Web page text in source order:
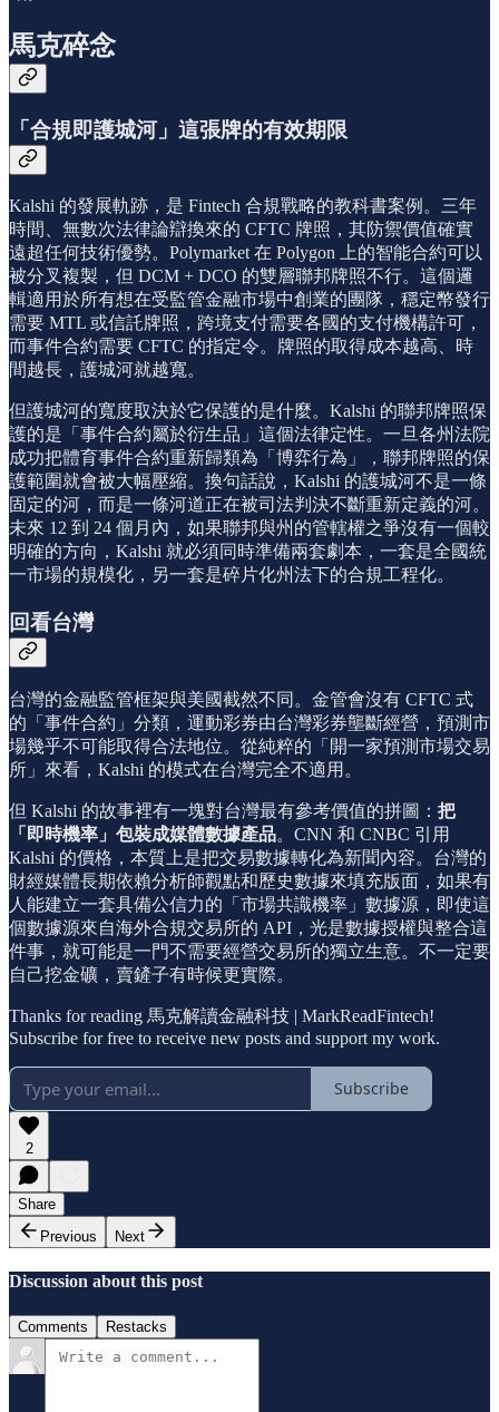
馬克碎念
「合規即護城河」這張牌的有效期限
Kalshi 的發展軌跡，是 Fintech 合規戰略的教科書案例。三年
時間、無數次法律論辯換來的 CFTC 牌照，其防禦價值確實
遠超任何技術優勢。Polymarket 在 Polygon 上的智能合約可以
被分叉複製，但 DCM + DCO 的雙層聯邦牌照不行。這個邏
輯適用於所有想在受監管金融市場中創業的團隊，穩定幣發行
需要 MTL 或信託牌照，跨境支付需要各國的支付機構許可，
而事件合約需要 CFTC 的指定令。牌照的取得成本越高、時
間越長，護城河就越寬。
但護城河的寬度取決於它保護的是什麼。Kalshi 的聯邦牌照保
護的是「事件合約屬於衍生品」這個法律定性。一旦各州法院
成功把體育事件合約重新歸類為「博弈行為」，聯邦牌照的保
護範圍就會被大幅壓縮。換句話說，Kalshi 的護城河不是一條
固定的河，而是一條河道正在被司法判決不斷重新定義的河。
未來 12 到 24 個月內，如果聯邦與州的管轄權之爭沒有一個較
明確的方向，Kalshi 就必須同時準備兩套劇本，一套是全國統
一市場的規模化，另一套是碎片化州法下的合規工程化。
回看台灣
台灣的金融監管框架與美國截然不同。金管會沒有 CFTC 式
的「事件合約」分類，運動彩券由台灣彩券壟斷經營，預測市
場幾乎不可能取得合法地位。從純粹的「開一家預測市場交易
所」來看，Kalshi 的模式在台灣完全不適用。
但 Kalshi 的故事裡有一塊對台灣最有參考價值的拼圖： 把
「即時機率」包裝成媒體數據產品。CNN 和 CNBC 引用
Kalshi 的價格，本質上是把交易數據轉化為新聞內容。台灣的
財經媒體長期依賴分析師觀點和歷史數據來填充版面，如果有
人能建立一套具備公信力的「市場共識機率」數據源，即使這
個數據源來自海外合規交易所的 API，光是數據授權與整合這
件事，就可能是一門不需要經營交易所的獨立生意。不一定要
自己挖金礦，賣鏟子有時候更實際。
Thanks for reading 馬克解讀金融科技 | MarkReadFintech!
Subscribe for free to receive new posts and support my work.
Subscribe
2
Share
Previous
Next
Discussion about this post
Comments Restacks